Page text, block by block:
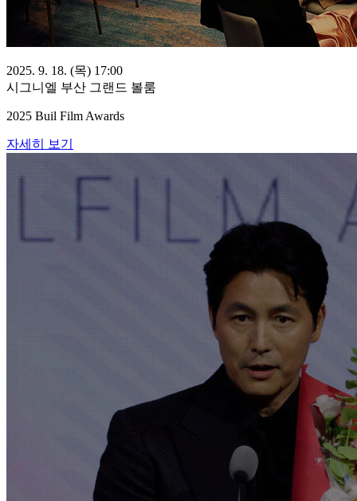
2025. 9. 18. (목) 17:00
시그니엘 부산 그랜드 볼룸
2025 Buil Film Awards
자세히 보기